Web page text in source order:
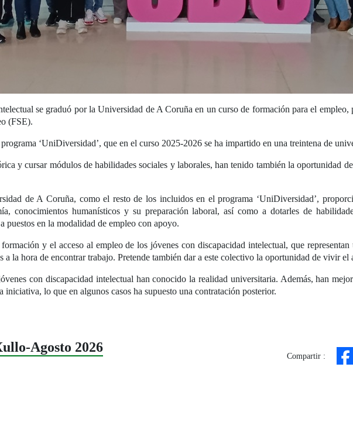
se graduó por la Universidad de A Coruña en un curso de formación para el empleo,
(FSE).
‘UniDiversidad’, que en el curso 2025-2026 se ha impartido en una treintena de
y cursar módulos de habilidades sociales y laborales, han tenido también la oportunidad
de A Coruña, como el resto de los incluidos en el programa ‘UniDiversidad’,
conocimientos humanísticos y su preparación laboral, así como a dotarles de
puestos en la modalidad de empleo con apoyo.
y el acceso al empleo de los jóvenes con discapacidad intelectual, que
a la hora de encontrar trabajo. Pretende también dar a este colectivo la oportunidad de vivir el
con discapacidad intelectual han conocido la realidad universitaria. Además, han
lo que en algunos casos ha supuesto una contratación posterior.
Agosto 2026
Compartir :